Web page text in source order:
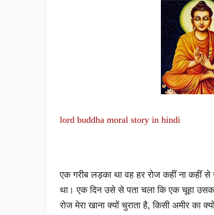
lord buddha moral story in hindi
एक गरीब लड़का था वह हर रोज कहीं ना कहीं से
था। एक दिन उसे से पता चला कि एक चूहा
रोज मेरा खाना क्यों चुराता है, किसी अमीर का